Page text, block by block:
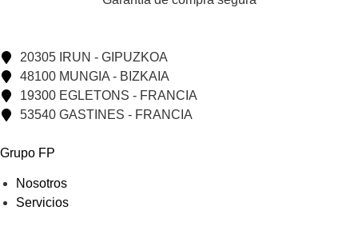
20305 IRUN - GIPUZKOA
48100 MUNGIA - BIZKAIA
19300 EGLETONS - FRANCIA
53540 GASTINES - FRANCIA
Grupo FP
Nosotros
Servicios